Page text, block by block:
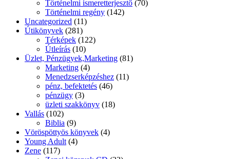
Történelmi ismeretterjesztő (70)
Történelmi regény (142)
Uncategorized (11)
Útikönyvek (281)
Térképek (122)
Útleírás (10)
Üzlet, Pénzügyek,Marketing (81)
Marketing (4)
Menedzserképzéshez (11)
pénz, befektetés (46)
pénzügy (3)
üzleti szakkönyv (18)
Vallás (102)
Biblia (9)
Vöröspöttyös könyvek (4)
Young Adult (4)
Zene (117)